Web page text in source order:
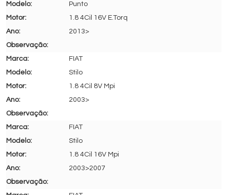
Punto
1.8 4Cil 16V E.Torq
2013>
FIAT
Stilo
1.8 4Cil 8V Mpi
2003>
FIAT
Stilo
1.8 4Cil 16V Mpi
2003>2007